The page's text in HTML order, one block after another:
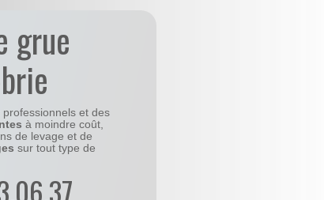
grue
et des
à moindre coût,
de levage et de
sur tout type de